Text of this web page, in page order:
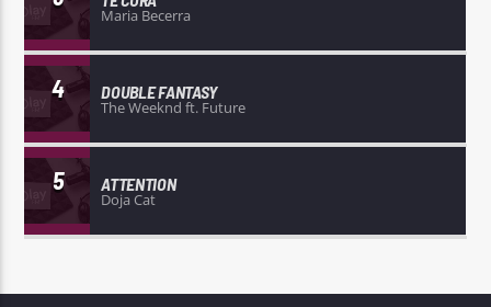
Maria Becerra
4 DOUBLE FANTASY
The Weeknd ft. Future
5 ATTENTION
Doja Cat